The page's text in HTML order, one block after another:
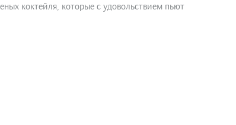
коктейля, которые с удовольствием пьют